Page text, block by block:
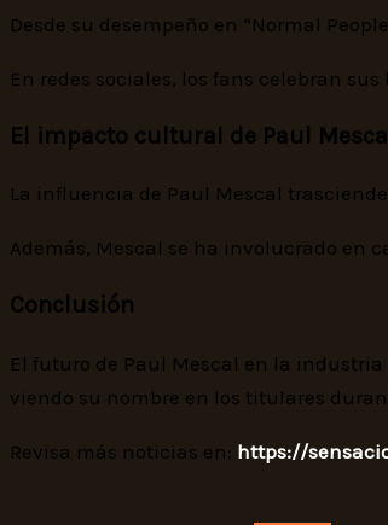
Desde su desempeño en “Normal
En redes sociales, los fans celebran
El impacto cultural de Paul Mescal
La influencia de Paul Mescal
Además, Mescal se ha involucrado en
Conclusión
El futuro de Paul Mescal en la
viendo su nombre en los titulares
Revisa más noticias en: https://